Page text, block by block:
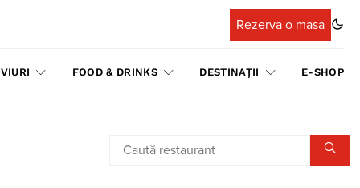
Rezerva o masa
FOOD & DRINKS DESTINAȚII E-SHOP